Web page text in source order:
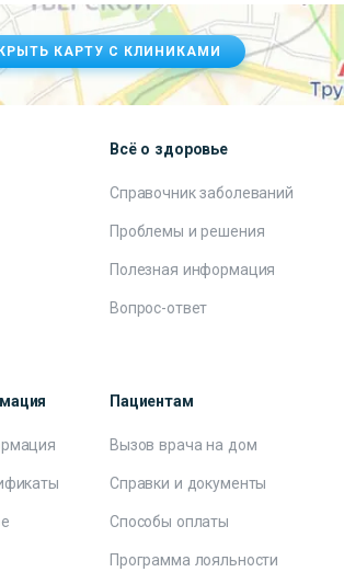
КАРТУ С КЛИНИКАМИ
Всё о здоровье
Справочник заболеваний
Проблемы и решения
Полезная информация
Вопрос-ответ
Пациентам
Вызов врача на дом
Справки и документы
Способы оплаты
Программа лояльности